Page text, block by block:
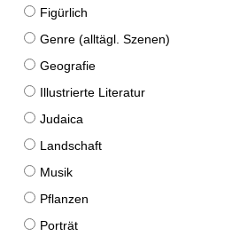
Figürlich
Genre (alltägl. Szenen)
Geografie
Illustrierte Literatur
Judaica
Landschaft
Musik
Pflanzen
Porträt